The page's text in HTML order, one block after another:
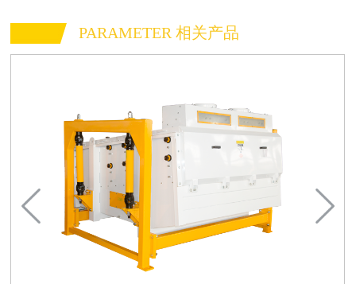
PARAMETER 相关产品